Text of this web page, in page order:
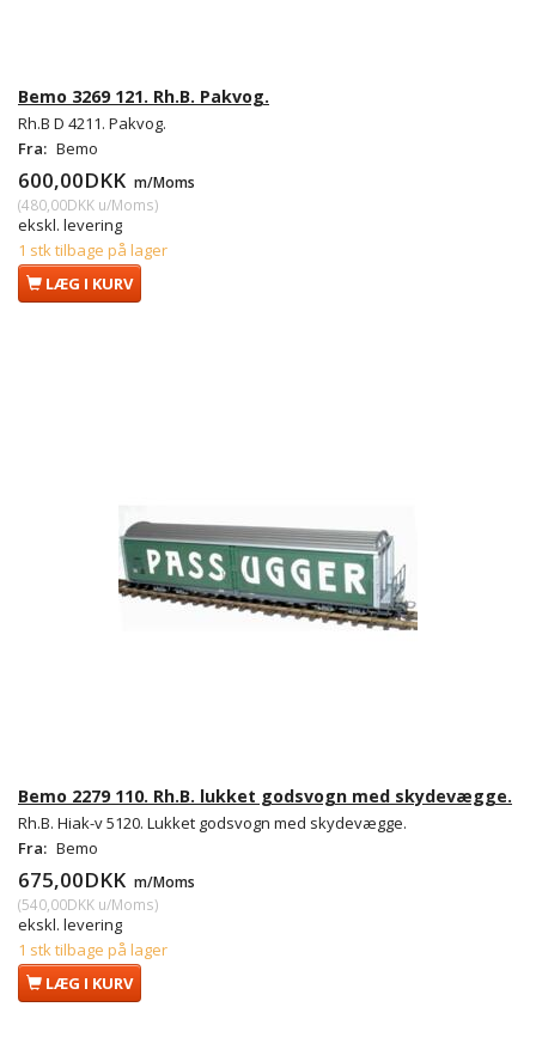
Bemo 3269 121. Rh.B. Pakvog.
Rh.B D 4211. Pakvog.
Fra: Bemo
600,00DKK m/Moms
(480,00DKK u/Moms)
ekskl. levering
1 stk tilbage på lager
LÆG I KURV
Bemo 2279 110. Rh.B. lukket godsvogn med skydevægge.
Rh.B. Hiak-v 5120. Lukket godsvogn med skydevægge.
Fra: Bemo
675,00DKK m/Moms
(540,00DKK u/Moms)
ekskl. levering
1 stk tilbage på lager
LÆG I KURV